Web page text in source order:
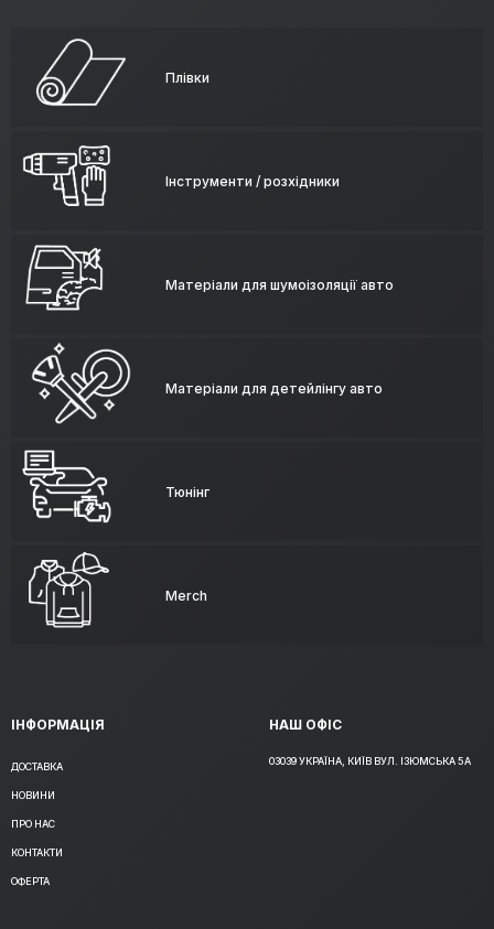
Плівки
Інструменти / розхідники
Матеріали для шумоізоляції авто
Матеріали для детейлінгу авто
Тюнінг
Merch
ІНФОРМАЦІЯ
ДОСТАВКА
НОВИНИ
ПРО НАС
КОНТАКТИ
ОФЕРТА
НАШ ОФІС
03039 УКРАЇНА, КИЇВ ВУЛ. ІЗЮМСЬКА 5А